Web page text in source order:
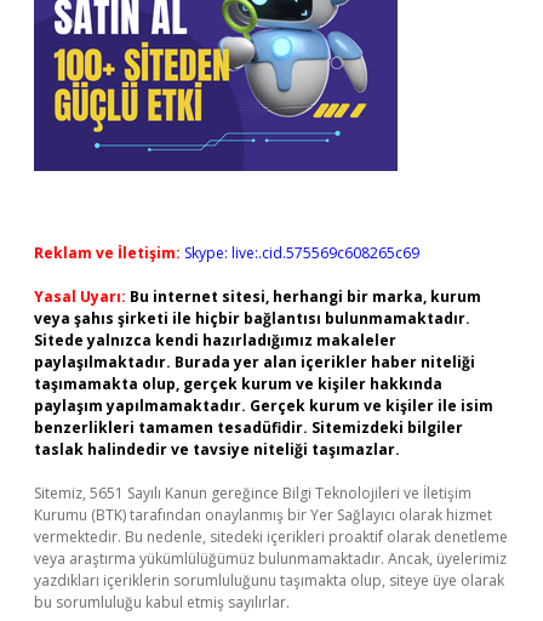
Reklam ve İletişim: Skype: live:.cid.575569c608265c69
Yasal Uyarı: Bu internet sitesi, herhangi bir marka, kurum
veya şahıs şirketi ile hiçbir bağlantısı bulunmamaktadır.
Sitede yalnızca kendi hazırladığımız makaleler
paylaşılmaktadır. Burada yer alan içerikler haber niteliği
taşımamakta olup, gerçek kurum ve kişiler hakkında
paylaşım yapılmamaktadır. Gerçek kurum ve kişiler ile isim
benzerlikleri tamamen tesadüfidir. Sitemizdeki bilgiler
taslak halindedir ve tavsiye niteliği taşımazlar.
Sitemiz, 5651 Sayılı Kanun gereğince Bilgi Teknolojileri ve İletişim
Kurumu (BTK) tarafından onaylanmış bir Yer Sağlayıcı olarak hizmet
vermektedir. Bu nedenle, sitedeki içerikleri proaktif olarak denetleme
veya araştırma yükümlülüğümüz bulunmamaktadır. Ancak, üyelerimiz
yazdıkları içeriklerin sorumluluğunu taşımakta olup, siteye üye olarak
bu sorumluluğu kabul etmiş sayılırlar.